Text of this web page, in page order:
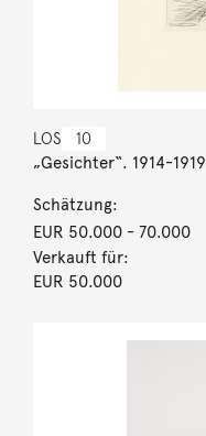
LOS 10
„Gesichter“. 1914-1919
Schätzung:
EUR 50.000- 70.000
Verkauft für:
EUR 50.000